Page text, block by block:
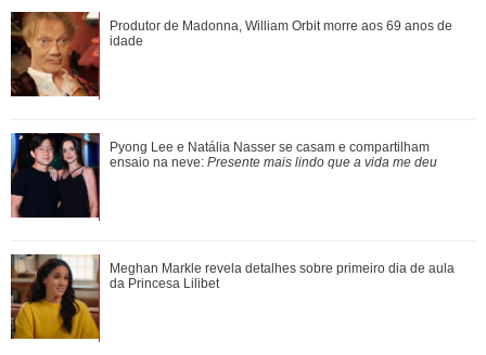
Pyong Lee e Natália Nasser se casam e compartilham
ensaio na neve: Presente mais lindo que a...
Ele cresceu! Veja evolução de Marcelo Sangalo, filho de
Ivete Sangalo e Daniel Cady
Meghan Markle revela detalhes sobre primeiro dia de aula
da Princesa Lilibet
Produtor de Madonna, William Orbit morre aos 69 anos de
idade
Pyong Lee e Natália Nasser se casam e compartilham
ensaio na neve: Presente mais lindo que a vida me deu
Meghan Markle revela detalhes sobre primeiro dia de aula
da Princesa Lilibet